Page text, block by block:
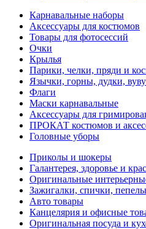
Карнавальные наборы
Аксессуары для костюмов
Товары для фотосессий
Очки
Крылья
Парики, челки, пряди и
Язычки, горны, дудки,
Флаги
Маски карнавальные
Аксессуары для
ПРОКАТ костюмов и
Головные уборы
Приколы и шокеры
Галантерея, здоровье и
Оригинальные
Зажигалки, спички,
Авто товары
Канцелярия и офисные
Оригинальная посуда и